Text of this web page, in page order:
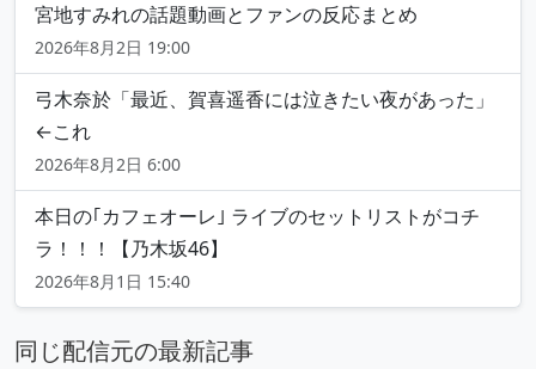
宮地すみれの話題動画とファンの反応まとめ
2026年8月2日 19:00
弓木奈於「最近、賀喜遥香には泣きたい夜があった」
←これ
2026年8月2日 6:00
本日の｢カフェオーレ｣ ライブのセットリストがコチ
ラ！！！【乃木坂46】
2026年8月1日 15:40
同じ配信元の最新記事